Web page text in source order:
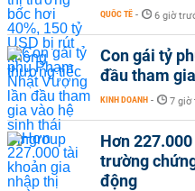
QUỐC TẾ - 6 giờ
Con gái tỷ
đầu tham
KINH DOANH - 7 giờ
Hơn
trường
động